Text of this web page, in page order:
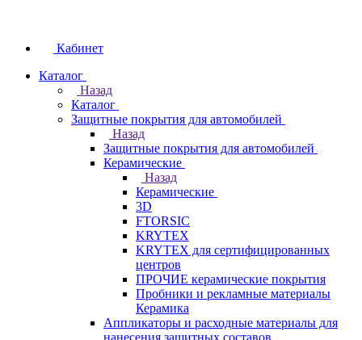
Кабинет
Каталог
Назад
Каталог
Защитные покрытия для автомобилей
Назад
Защитные покрытия для автомобилей
Керамические
Назад
Керамические
3D
FTORSIC
KRYTEX
KRYTEX для сертифицированных
центров
ПРОЧИЕ керамические покрытия
Пробники и рекламные материалы
Керамика
Аппликаторы и расходные материалы для
нанесения защитных составов